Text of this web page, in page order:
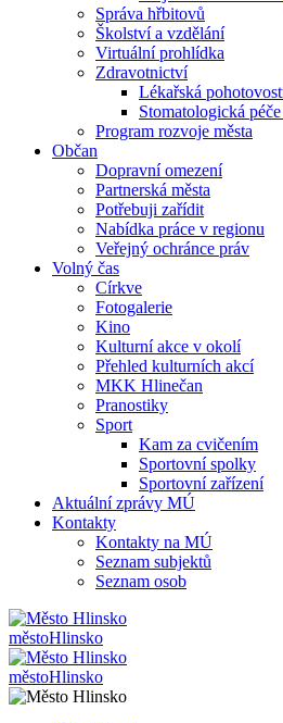
Správa hřbitovů
Školství a vzdělání
Virtuální prohlídka
Zdravotnictví
Lékařská
Stomatologická
Program rozvoje města
Občan
Dopravní omezení
Partnerská města
Potřebuji zařídit
Nabídka práce v regionu
Veřejný ochránce práv
Volný čas
Církve
Fotogalerie
Kino
Kulturní akce v okolí
Přehled kulturních akcí
MKK Hlinečan
Pranostiky
Sport
Kam za cvičením
Sportovní spolky
Sportovní zařízení
Aktuální zprávy MÚ
Kontakty
Kontakty na MÚ
Seznam subjektů
Seznam osob
městoHlinsko
městoHlinsko